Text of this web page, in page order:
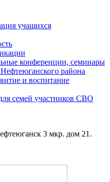
учащихся
конференции, семинары
района
и воспитание
семей участников СВО
3 мкр. дом 21.